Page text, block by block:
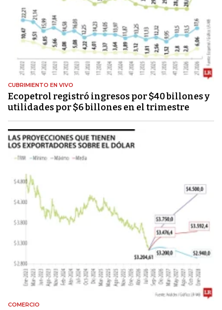
CUBRIMIENTO EN VIVO
Ecopetrol registró ingresos por $40 billones y
utilidades por $6 billones en el trimestre
COMERCIO